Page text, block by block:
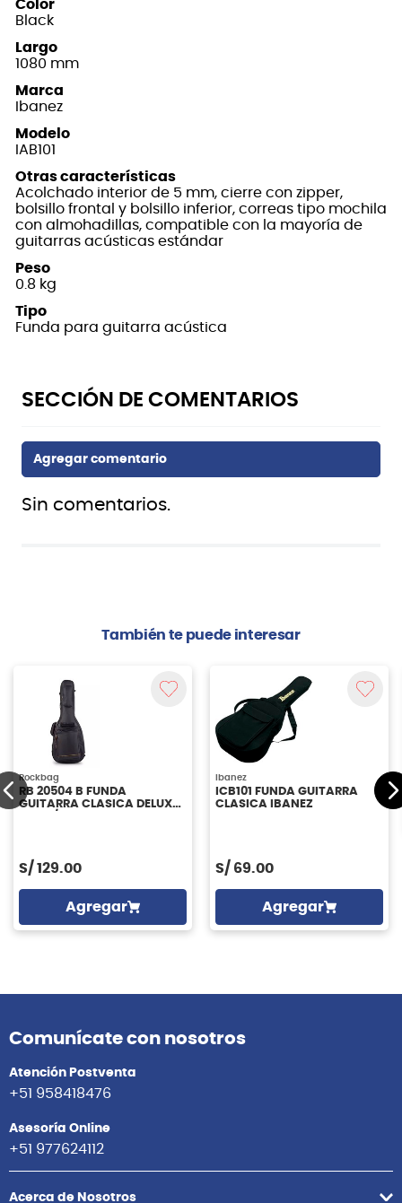
Color
Black
Largo
1080 mm
Marca
Ibanez
Modelo
IAB101
Otras características
Acolchado interior de 5 mm, cierre con zipper,
bolsillo frontal y bolsillo inferior, correas tipo mochila
con almohadillas, compatible con la mayoría de
guitarras acústicas estándar
Peso
0.8 kg
Tipo
Funda para guitarra acústica
Sin comentarios.
También te puede interesar
Rockbag
RB 20504 B FUNDA
GUITARRA CLASICA DELUXE
S/ 129.00
Agregar
Ibanez
ICB101 FUNDA GUITARRA
CLASICA IBANEZ
S/ 69.00
Agregar
Comunícate con nosotros
Atención Postventa
+51 958418476
Asesoría Online
+51 977624112
Acerca de Nosotros